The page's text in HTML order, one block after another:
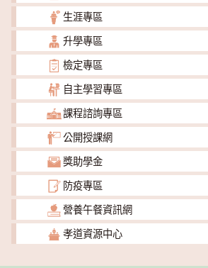
生涯專區
升學專區
檢定專區
自主學習專區
課程諮詢專區
公開授課網
獎助學金
防疫專區
營養午餐資訊網
孝道資源中心